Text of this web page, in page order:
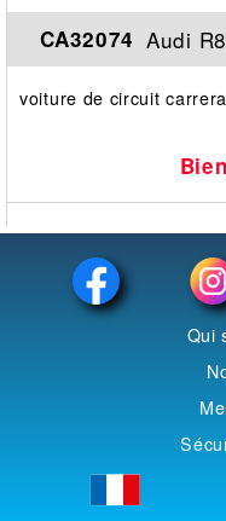
CA32074 Audi
voiture de circuit
Qui